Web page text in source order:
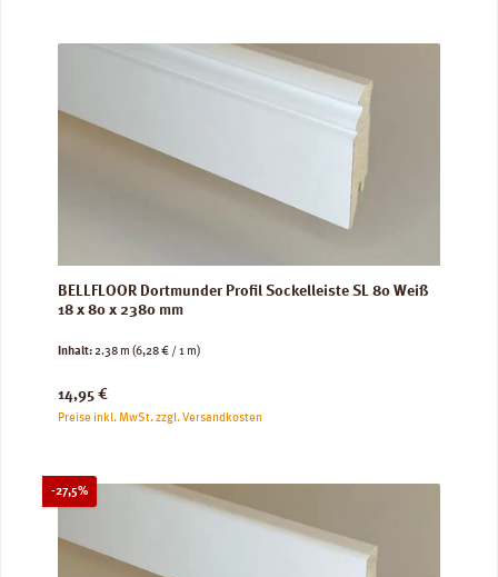
BELLFLOOR Dortmunder Profil Sockelleiste SL 80 Weiß
18 x 80 x 2380 mm
Inhalt:2.38 m (6,28 € / 1 m)
Regulärer Preis:
14,95 €
Preise inkl. MwSt. zzgl. Versandkosten
-27,5%Rabatt